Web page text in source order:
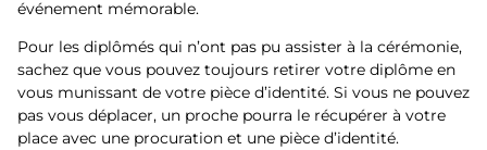
événement mémorable.
Pour les diplômés qui n’ont pas pu assister à la cérémonie,
sachez que vous pouvez toujours retirer votre diplôme en
vous munissant de votre pièce d’identité. Si vous ne pouvez
pas vous déplacer, un proche pourra le récupérer à votre
place avec une procuration et une pièce d’identité.